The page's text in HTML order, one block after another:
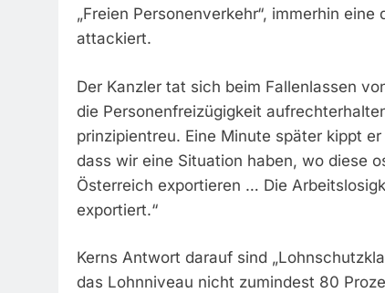
„Freien Personenverkehr“, immerhin
attackiert.
Der Kanzler tat sich beim Fallenlassen
die Personenfreizügigkeit
prinzipientreu. Eine Minute später kippt
dass wir eine Situation haben, wo diese
Österreich exportieren … Die
exportiert.“
Kerns Antwort darauf sind
das Lohnniveau nicht zumindest 80